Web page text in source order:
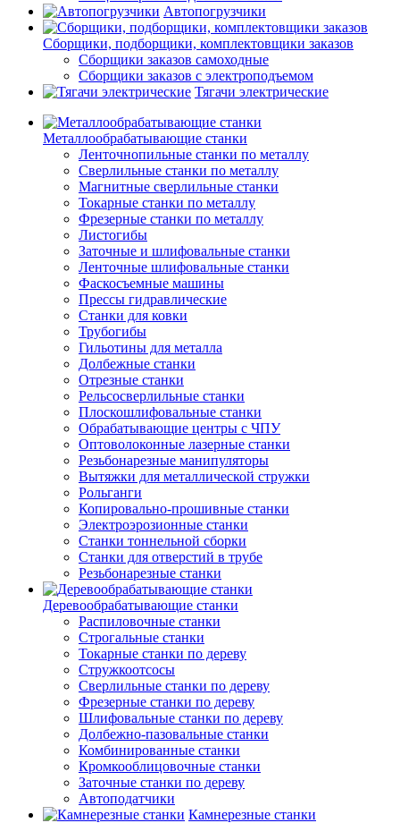
Автопогрузчики
Сборщики, подборщики, комплектовщики заказов
Сборщики заказов самоходные
Сборщики заказов с электроподъемом
Тягачи электрические
Металлообрабатывающие станки
Ленточнопильные станки по металлу
Сверлильные станки по металлу
Магнитные сверлильные станки
Токарные станки по металлу
Фрезерные станки по металлу
Листогибы
Заточные и шлифовальные станки
Ленточные шлифовальные станки
Фаскосъемные машины
Прессы гидравлические
Станки для ковки
Трубогибы
Гильотины для металла
Долбежные станки
Отрезные станки
Рельсосверлильные станки
Плоскошлифовальные станки
Обрабатывающие центры с ЧПУ
Оптоволоконные лазерные станки
Резьбонарезные манипуляторы
Вытяжки для металлической стружки
Рольганги
Копировально-прошивные станки
Электроэрозионные станки
Станки тоннельной сборки
Станки для отверстий в трубе
Резьбонарезные станки
Деревообрабатывающие станки
Распиловочные станки
Строгальные станки
Токарные станки по дереву
Стружкоотсосы
Сверлильные станки по дереву
Фрезерные станки по дереву
Шлифовальные станки по дереву
Долбежно-пазовальные станки
Комбинированные станки
Кромкооблицовочные станки
Заточные станки по дереву
Автоподатчики
Камнерезные станки